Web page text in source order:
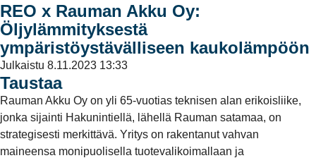
REO x Rauman Akku Oy:
Öljylämmityksestä
ympäristöystävälliseen kaukolämpöön
Julkaistu 8.11.2023 13:33
Taustaa
Rauman Akku Oy on yli 65-vuotias teknisen alan erikoisliike,
jonka sijainti Hakunintiellä, lähellä Rauman satamaa, on
strategisesti merkittävä. Yritys on rakentanut vahvan
maineensa monipuolisella tuotevalikoimallaan ja